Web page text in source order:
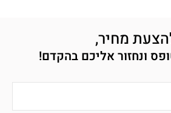
מחיר,
ונחזור אליכם בהקדם!